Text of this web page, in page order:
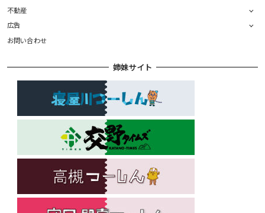
不動産
広告
お問い合わせ
姉妹サイト